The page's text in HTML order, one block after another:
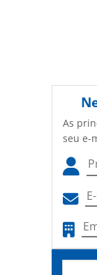
As
seu e-